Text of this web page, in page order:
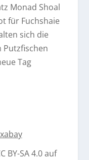
Monad Shoal
für Fuchshaie
sich die
Putzfischen
Tag
BY-SA 4.0 auf